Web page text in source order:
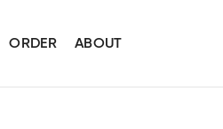
ORDER ABOUT